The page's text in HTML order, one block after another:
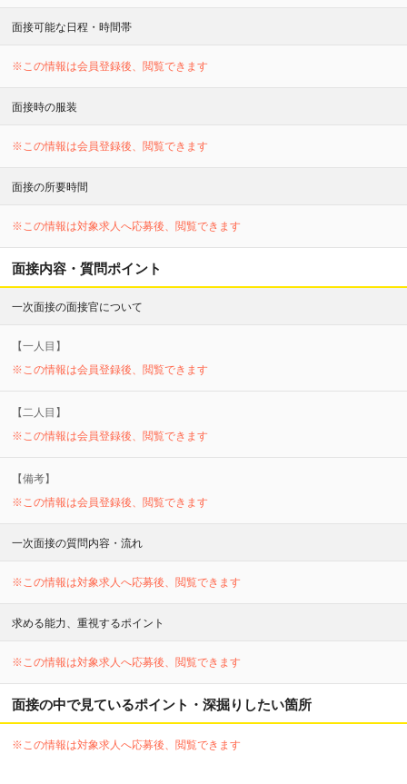
面接可能な日程・時間帯
※この情報は会員登録後、閲覧できます
面接時の服装
※この情報は会員登録後、閲覧できます
面接の所要時間
※この情報は対象求人へ応募後、閲覧できます
面接内容・質問ポイント
一次面接の面接官について
【一人目】
※この情報は会員登録後、閲覧できます
【二人目】
※この情報は会員登録後、閲覧できます
【備考】
※この情報は会員登録後、閲覧できます
一次面接の質問内容・流れ
※この情報は対象求人へ応募後、閲覧できます
求める能力、重視するポイント
※この情報は対象求人へ応募後、閲覧できます
面接の中で見ているポイント・深掘りしたい箇所
※この情報は対象求人へ応募後、閲覧できます